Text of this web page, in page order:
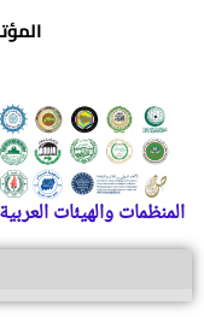
المنظمات والهيئات